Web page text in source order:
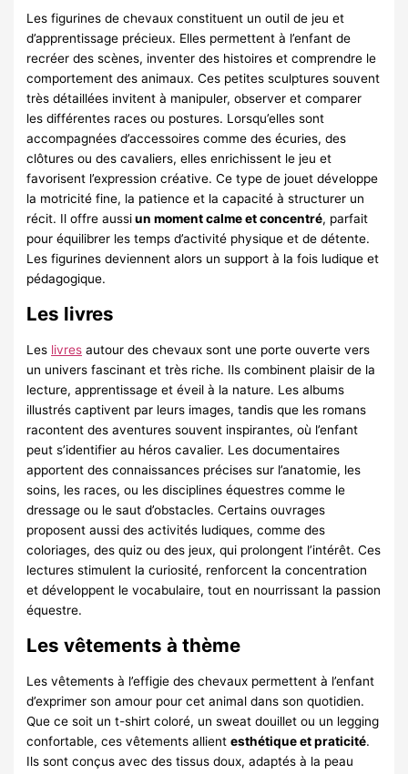
Les figurines de chevaux constituent un outil de jeu et
d’apprentissage précieux. Elles permettent à l’enfant de
recréer des scènes, inventer des histoires et comprendre le
comportement des animaux. Ces petites sculptures souvent
très détaillées invitent à manipuler, observer et comparer
les différentes races ou postures. Lorsqu’elles sont
accompagnées d’accessoires comme des écuries, des
clôtures ou des cavaliers, elles enrichissent le jeu et
favorisent l’expression créative. Ce type de jouet développe
la motricité fine, la patience et la capacité à structurer un
récit. Il offre aussiun moment calme et concentré, parfait
pour équilibrer les temps d’activité physique et de détente.
Les figurines deviennent alors un support à la fois ludique et
pédagogique.
Les livres
Les livres autour des chevaux sont une porte ouverte vers
un univers fascinant et très riche. Ils combinent plaisir de la
lecture, apprentissage et éveil à la nature. Les albums
illustrés captivent par leurs images, tandis que les romans
racontent des aventures souvent inspirantes, où l’enfant
peut s’identifier au héros cavalier. Les documentaires
apportent des connaissances précises sur l’anatomie, les
soins, les races, ou les disciplines équestres comme le
dressage ou le saut d’obstacles. Certains ouvrages
proposent aussi des activités ludiques, comme des
coloriages, des quiz ou des jeux, qui prolongent l’intérêt. Ces
lectures stimulent la curiosité, renforcent la concentration
et développent le vocabulaire, tout en nourrissant la passion
équestre.
Les vêtements à thème
Les vêtements à l’effigie des chevaux permettent à l’enfant
d’exprimer son amour pour cet animal dans son quotidien.
Que ce soit un t-shirt coloré, un sweat douillet ou un legging
confortable, ces vêtements allientesthétique et praticité.
Ils sont conçus avec des tissus doux, adaptés à la peau